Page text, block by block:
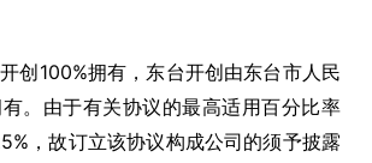
创100%拥有，东台开创由东台市人民
。由于有关协议的最高适用百分比率
，故订立该协议构成公司的须予披露